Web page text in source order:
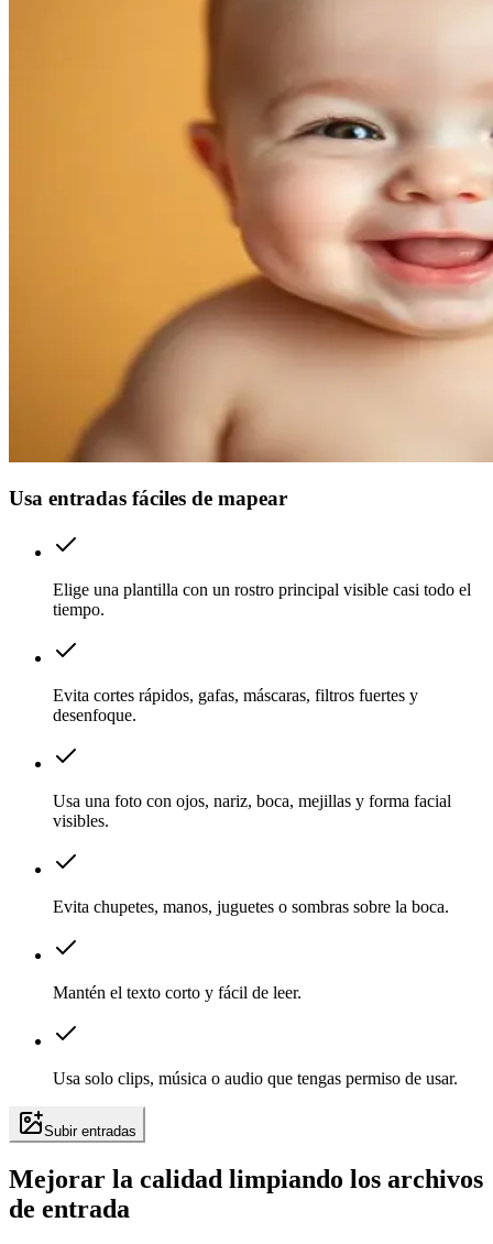
Usa entradas fáciles de mapear
Elige una plantilla con un rostro principal visible casi todo el
tiempo.
Evita cortes rápidos, gafas, máscaras, filtros fuertes y
desenfoque.
Usa una foto con ojos, nariz, boca, mejillas y forma facial
visibles.
Evita chupetes, manos, juguetes o sombras sobre la boca.
Mantén el texto corto y fácil de leer.
Usa solo clips, música o audio que tengas permiso de usar.
Subir entradas
Mejorar la calidad limpiando los archivos
de entrada